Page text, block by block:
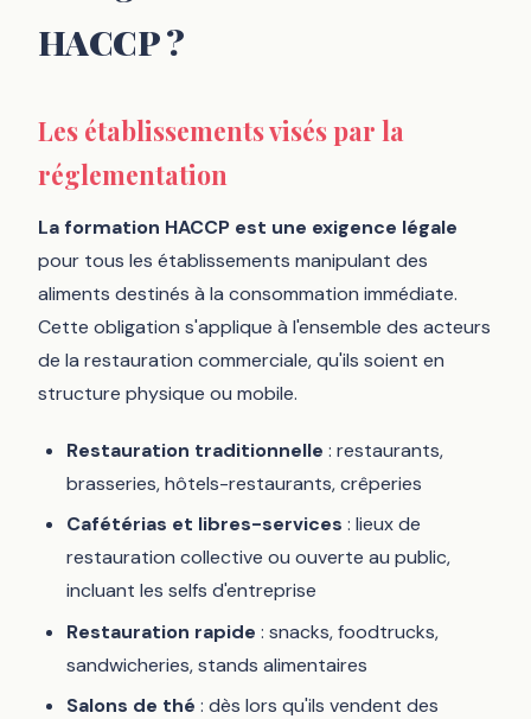
HACCP ?
Les établissements visés par la
réglementation
La formation HACCP est une exigence légale
pour tous les établissements manipulant des
aliments destinés à la consommation immédiate.
Cette obligation s'applique à l'ensemble des acteurs
de la restauration commerciale, qu'ils soient en
structure physique ou mobile.
Restauration traditionnelle : restaurants,
brasseries, hôtels-restaurants, crêperies
Cafétérias et libres-services : lieux de
restauration collective ou ouverte au public,
incluant les selfs d'entreprise
Restauration rapide : snacks, foodtrucks,
sandwicheries, stands alimentaires
Salons de thé : dès lors qu'ils vendent des